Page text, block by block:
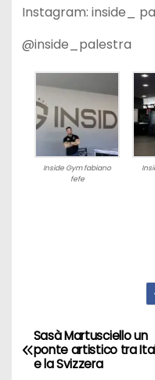
Instagram: inside_
@inside_palestra
Inside Gym fabiano
fefe
N
a
Sasà Martusciello un
ponte artistico tra
e la Svizzera